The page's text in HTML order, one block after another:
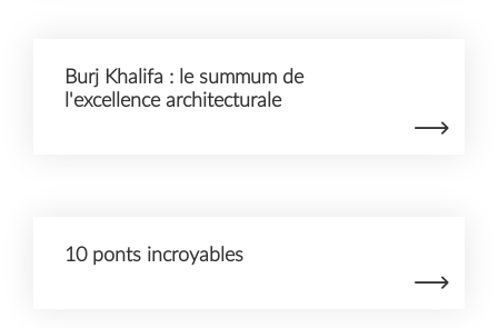
Burj Khalifa : le summum de
l'excellence architecturale
10 ponts incroyables